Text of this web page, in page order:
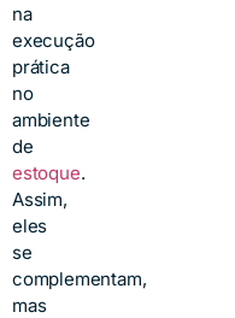
na
execução
prática
no
ambiente
de
estoque.
Assim,
eles
se
complementam,
mas